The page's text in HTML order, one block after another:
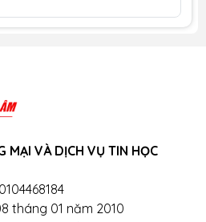
bàn phím, phím ấn lúc
Chí Lâm
Với tiêu chí chất lượng là
thôi cam kết không bán
lượng, gây ảnh hưởng
khách hàng.Tường Chí
MẠI VÀ DỊCH VỤ TIN HỌC
0104468184
tháng 01 năm 2010